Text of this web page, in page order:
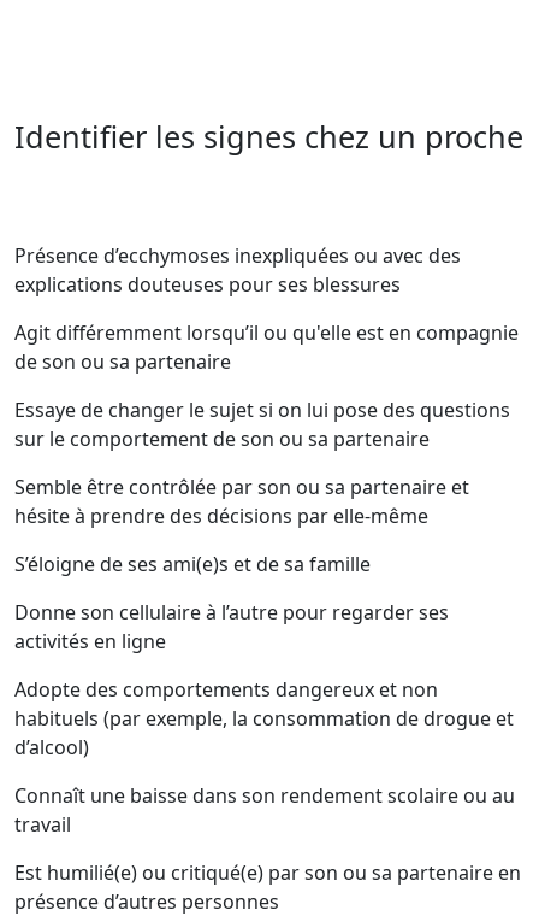
Identifier les signes chez un proche
Présence d’ecchymoses inexpliquées ou avec des
explications douteuses pour ses blessures
Agit différemment lorsqu’il ou qu'elle est en compagnie
de son ou sa partenaire
Essaye de changer le sujet si on lui pose des questions
sur le comportement de son ou sa partenaire
Semble être contrôlée par son ou sa partenaire et
hésite à prendre des décisions par elle-même
S’éloigne de ses ami(e)s et de sa famille
Donne son cellulaire à l’autre pour regarder ses
activités en ligne
Adopte des comportements dangereux et non
habituels (par exemple, la consommation de drogue et
d’alcool)
Connaît une baisse dans son rendement scolaire ou au
travail
Est humilié(e) ou critiqué(e) par son ou sa partenaire en
présence d’autres personnes